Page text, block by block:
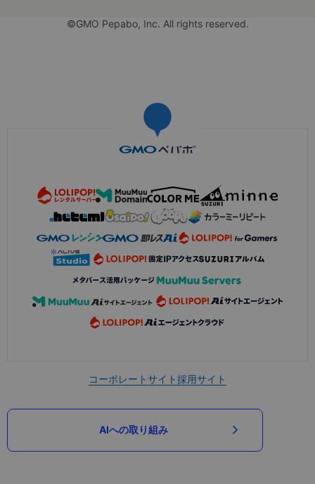
©GMO Pepabo, Inc. All rights reserved.
コーポレートサイト採用サイト
AIへの取り組み